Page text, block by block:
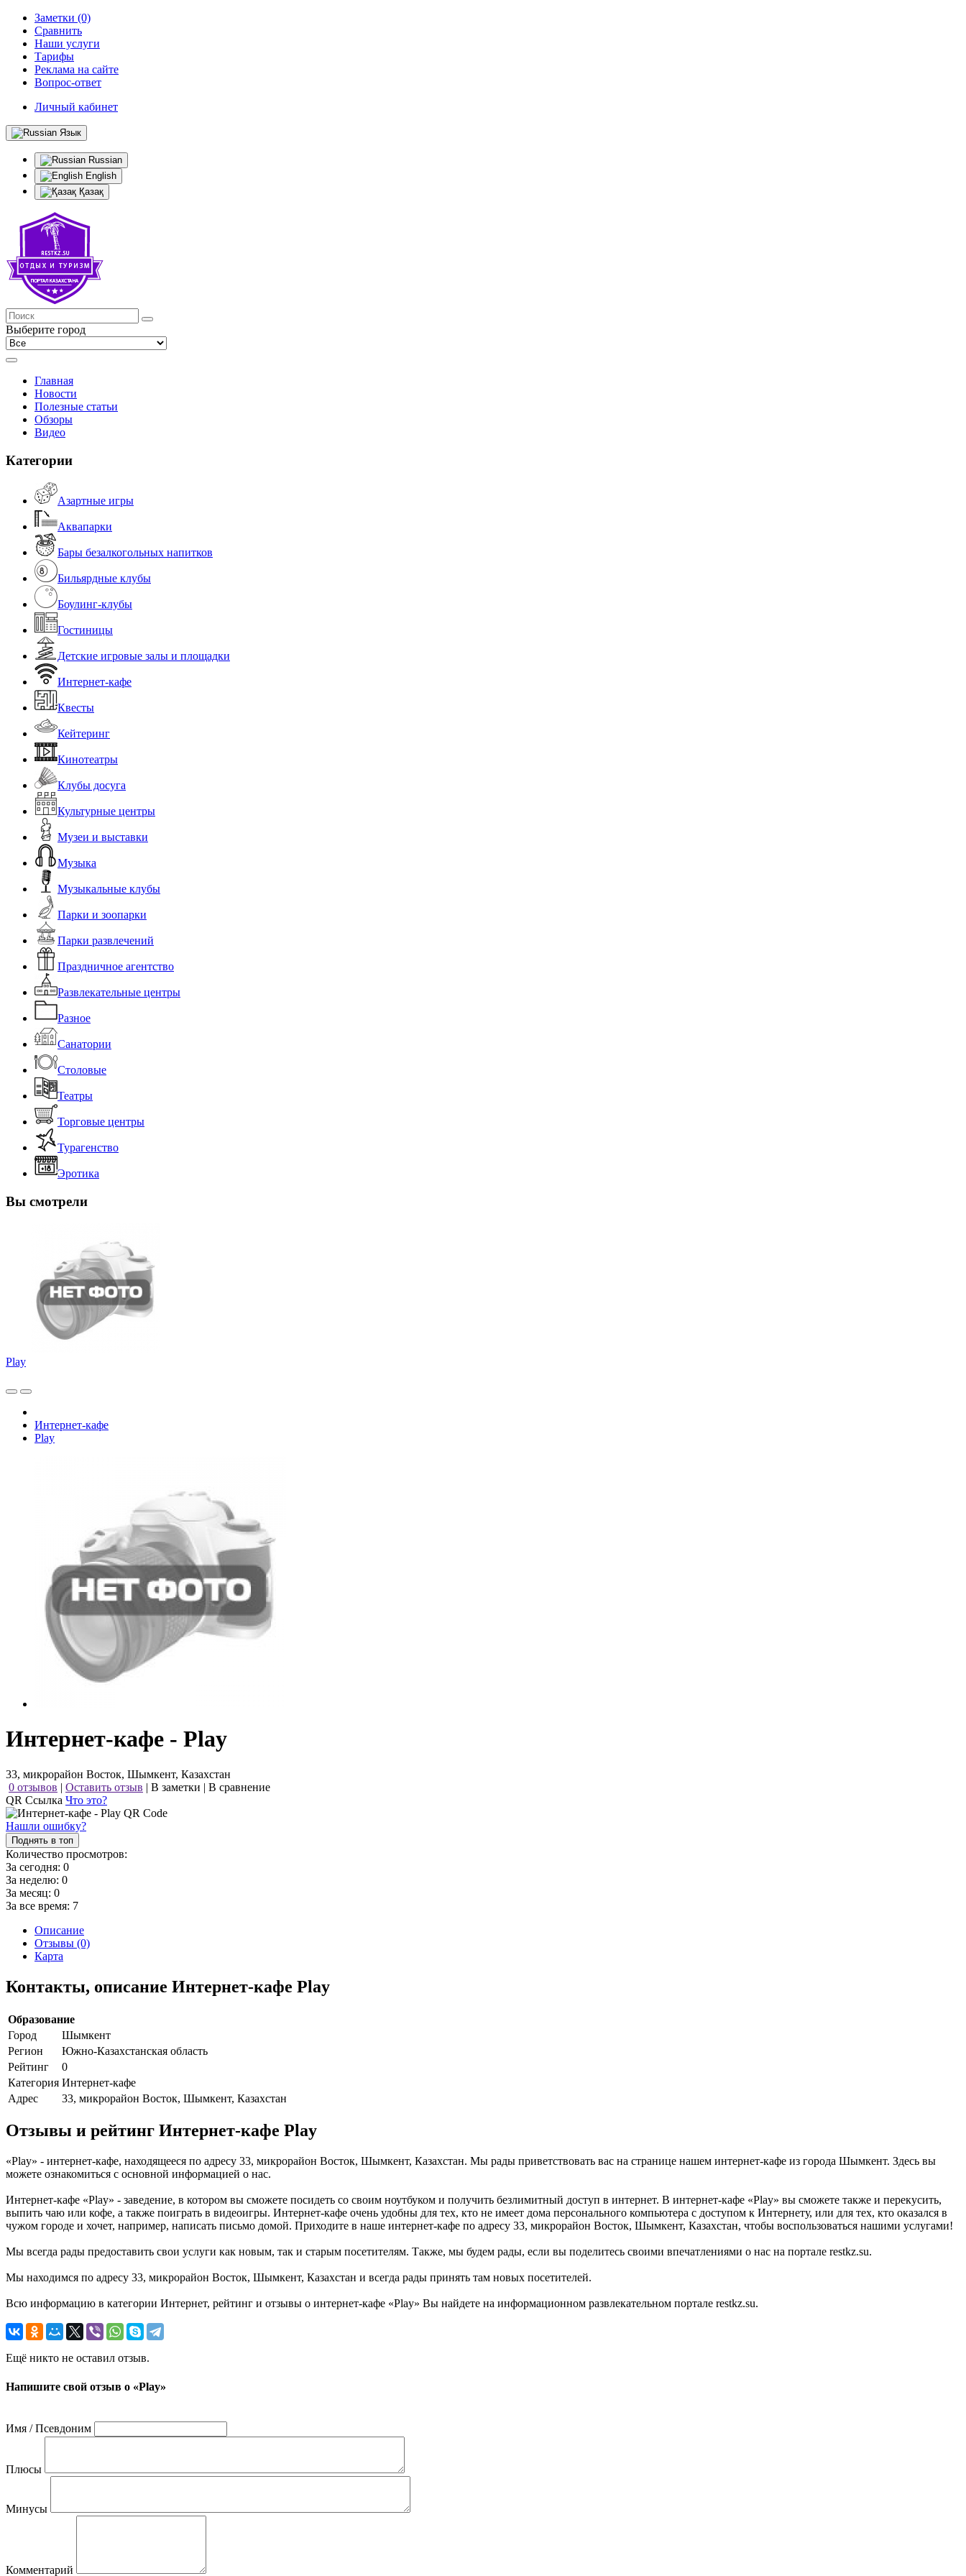
Заметки (0)
Сравнить
Наши услуги
Тарифы
Реклама на сайте
Вопрос-ответ
Личный кабинет
Язык
Russian
English
Қазақ
Выберите город
Главная
Новости
Полезные статьи
Обзоры
Видео
Категории
Азартные игры
Аквапарки
Бары безалкогольных напитков
Бильярдные клубы
Боулинг-клубы
Гостиницы
Детские игровые залы и площадки
Интернет-кафе
Квесты
Кейтеринг
Кинотеатры
Клубы досуга
Культурные центры
Музеи и выставки
Музыка
Музыкальные клубы
Парки и зоопарки
Парки развлечений
Праздничное агентство
Развлекательные центры
Разное
Санатории
Столовые
Театры
Торговые центры
Турагенство
Эротика
Вы смотрели
Play
Интернет-кафе
Play
Интернет-кафе - Play
33, микрорайон Восток, Шымкент, Казахстан
0 отзывов | Оставить отзыв | В заметки | В сравнение
QR Ссылка Что это?
Нашли ошибку?
Поднять в топ
Количество просмотров:
За сегодня: 0
За неделю: 0
За месяц: 0
За все время: 7
Описание
Отзывы (0)
Карта
Контакты, описание Интернет-кафе Play
Образование
Город
Шымкент
Регион
Южно-Казахстанская область
Рейтинг
0
Категория Интернет-кафе
Адрес
33, микрорайон Восток, Шымкент, Казахстан
Отзывы и рейтинг Интернет-кафе Play
«Play» - интернет-кафе, находящееся по адресу 33, микрорайон Восток, Шымкент, Казахстан. Мы рады приветствовать вас на странице нашем интернет-кафе из города Шымкент. Здесь вы
можете ознакомиться с основной информацией о нас.
Интернет-кафе «Play» - заведение, в котором вы сможете посидеть со своим ноутбуком и получить безлимитный доступ в интернет. В интернет-кафе «Play» вы сможете также и перекусить,
выпить чаю или кофе, а также поиграть в видеоигры. Интернет-кафе очень удобны для тех, кто не имеет дома персонального компьютера с доступом к Интернету, или для тех, кто оказался в
чужом городе и хочет, например, написать письмо домой. Приходите в наше интернет-кафе по адресу 33, микрорайон Восток, Шымкент, Казахстан, чтобы воспользоваться нашими услугами!
Мы всегда рады предоставить свои услуги как новым, так и старым посетителям. Также, мы будем рады, если вы поделитесь своими впечатлениями о нас на портале restkz.su.
Мы находимся по адресу 33, микрорайон Восток, Шымкент, Казахстан и всегда рады принять там новых посетителей.
Всю информацию в категории Интернет, рейтинг и отзывы о интернет-кафе «Play» Вы найдете на информационном развлекательном портале restkz.su.
Ещё никто не оставил отзыв.
Напишите свой отзыв о «Play»
Имя / Псевдоним
Плюсы
Минусы
Комментарий